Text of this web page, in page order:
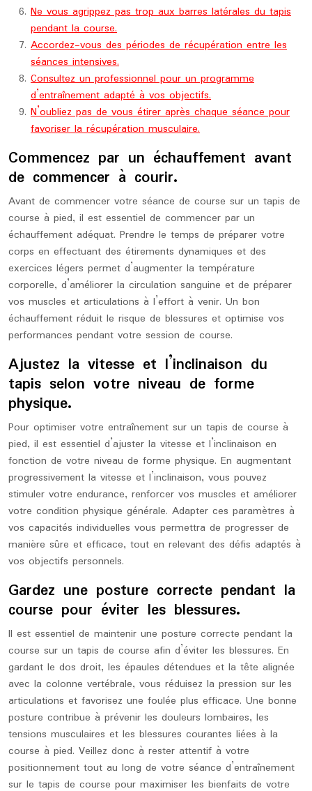
Ne vous agrippez pas trop aux barres latérales du tapis
pendant la course.
Accordez-vous des périodes de récupération entre les
séances intensives.
Consultez un professionnel pour un programme
d’entraînement adapté à vos objectifs.
N’oubliez pas de vous étirer après chaque séance pour
favoriser la récupération musculaire.
Commencez par un échauffement avant
de commencer à courir.
Avant de commencer votre séance de course sur un tapis de
course à pied, il est essentiel de commencer par un
échauffement adéquat. Prendre le temps de préparer votre
corps en effectuant des étirements dynamiques et des
exercices légers permet d’augmenter la température
corporelle, d’améliorer la circulation sanguine et de préparer
vos muscles et articulations à l’effort à venir. Un bon
échauffement réduit le risque de blessures et optimise vos
performances pendant votre session de course.
Ajustez la vitesse et l’inclinaison du
tapis selon votre niveau de forme
physique.
Pour optimiser votre entraînement sur un tapis de course à
pied, il est essentiel d’ajuster la vitesse et l’inclinaison en
fonction de votre niveau de forme physique. En augmentant
progressivement la vitesse et l’inclinaison, vous pouvez
stimuler votre endurance, renforcer vos muscles et améliorer
votre condition physique générale. Adapter ces paramètres à
vos capacités individuelles vous permettra de progresser de
manière sûre et efficace, tout en relevant des défis adaptés à
vos objectifs personnels.
Gardez une posture correcte pendant la
course pour éviter les blessures.
Il est essentiel de maintenir une posture correcte pendant la
course sur un tapis de course afin d’éviter les blessures. En
gardant le dos droit, les épaules détendues et la tête alignée
avec la colonne vertébrale, vous réduisez la pression sur les
articulations et favorisez une foulée plus efficace. Une bonne
posture contribue à prévenir les douleurs lombaires, les
tensions musculaires et les blessures courantes liées à la
course à pied. Veillez donc à rester attentif à votre
positionnement tout au long de votre séance d’entraînement
sur le tapis de course pour maximiser les bienfaits de votre